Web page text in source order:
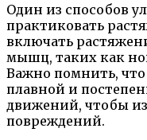
Один из способов
практиковать
включать
мышц, таких как
Важно помнить,
плавной и
движений, чтобы
повреждений.